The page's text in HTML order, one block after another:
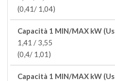
(0,41/ 1,04)
Capacità 1 MIN/MAX kW
1,41 / 3,55
(0,4/ 1,01)
Capacità 1 MIN/MAX kW